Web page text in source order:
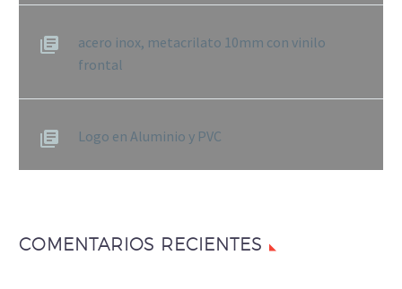
acero inox, metacrilato 10mm con vinilo
frontal
Logo en Aluminio y PVC
COMENTARIOS RECIENTES